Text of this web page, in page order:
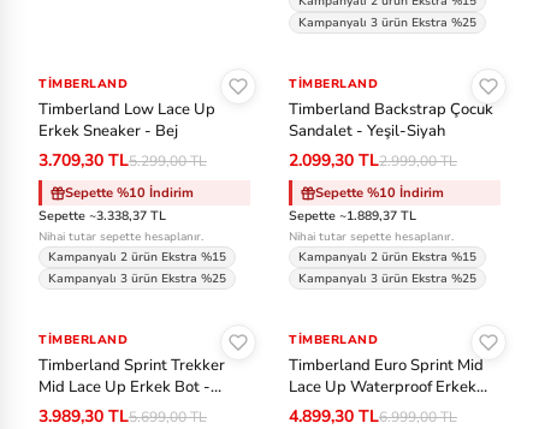
s
Vi
ct
or
in
ox
Kampanyalı 3 ürün Ekstra %25
-%30
TIMBERLAND
Timberland Low Lace Up
Erkek Sneaker - Bej
3.709,30 TL5.299,00 TL
Sepette %10 İndirim
Sepette ~3.338,37 TL
Nihai tutar sepette hesaplanır.
Kampanyalı 2 ürün Ekstra %15
Kampanyalı 3 ürün Ekstra %25
-%30
TIMBERLAND
Timberland Backstrap Çocuk
Sandalet - Yeşil-Siyah
2.099,30 TL2.999,00 TL
Sepette %10 İndirim
Sepette ~1.889,37 TL
Nihai tutar sepette hesaplanır.
Kampanyalı 2 ürün Ekstra %15
Kampanyalı 3 ürün Ekstra %25
-%30
TIMBERLAND
Timberland Sprint Trekker
Mid Lace Up Erkek Bot -
Siyah-Beyaz
3.989,30 TL5.699,00 TL
-%30
TIMBERLAND
Timberland Euro Sprint Mid
Lace Up Waterproof Erkek
Bot - Kahve-Siyah
4.899,30 TL6.999,00 TL